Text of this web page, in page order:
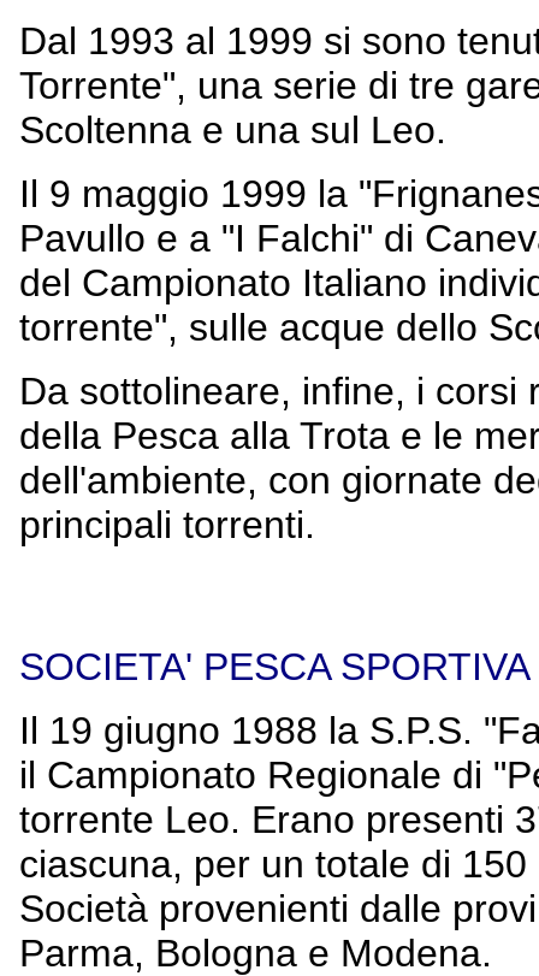
Dal 1993 al 1999 si sono
Torrente", una serie di tre
Scoltenna e una sul Leo.
Il 9 maggio 1999 la
Pavullo e a "I Falchi" di
del Campionato Italiano
torrente", sulle acque dello
Da sottolineare, infine, i corsi
della Pesca alla Trota e le
dell'ambiente, con giornate
principali torrenti.
SOCIETA' PESCA
Il 19 giugno 1988 la S.P.S.
il Campionato Regionale di
torrente Leo. Erano presenti
ciascuna, per un totale di
Società provenienti dalle
Parma, Bologna e Modena.